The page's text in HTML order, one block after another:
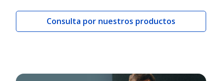
Consulta por nuestros productos